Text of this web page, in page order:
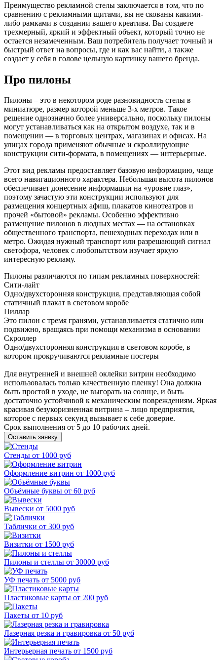
Преимущество рекламной стелы заключается в том, что по
сравнению с рекламными щитами, вы не скованы какими-
либо рамками в создании вашего креатива. Вы создаете
трехмерный, яркий и эффектный объект, который точно не
остается незамеченным. Ваш потребитель получает точный и
быстрый ответ на вопросы, где и как вас найти, а также
создает у себя в голове цельную картинку вашего бренда.
Про пилоны
Пилоны – это в некотором роде разновидность стелы в
миниатюре, размер которой меньше 3-х метров. Такое
решение однозначно более универсально, поскольку пилоны
могут устанавливаться как на открытом воздухе, так и в
помещении — в торговых центрах, магазинах и офисах. На
улицах города применяют обычные и скроллирующие
конструкции сити-формата, в помещениях — интерьерные.
Этот вид рекламы предоставляет базовую информацию, чаще
всего навигационного характера. Небольшая высота пилонов
обеспечивает донесение информации на «уровне глаз»,
поэтому зачастую эти конструкции используют для
размещения концертных афиш, плакатов кинотеатров и
прочей «бытовой» рекламы. Особенно эффективно
размещение пилонов в людных местах — на остановках
общественного транспорта, пешеходных переходах или в
метро. Ожидая нужный транспорт или разрешающий сигнал
светофора, человек с любопытством изучает яркую
интересную рекламу.
Пилоны различаются по типам рекламных поверхностей:
Сити-лайт
Одно/двухсторонняя конструкция, представляющая собой
статичный плакат в световом коробе
Пиллар
Это пилон с тремя гранями, устанавливается статично или
подвижно, вращаясь при помощи механизма в основании
Скроллер
Одно/двухсторонняя конструкция в световом коробе, в
котором прокручиваются рекламные постеры
Для внутренней и внешней оклейки витрин необходимо
использовалась только качественную пленку! Она должна
быть простой в уходе, не выгорать на солнце, и быть
достаточно устойчивой к механическим повреждениям. Яркая
красивая безукоризненная витрина – лицо предприятия,
которое с первых секунд вызывает к себе доверие.
Срок выполнения от 5 до 10 рабочих дней.
Оставить заявку
Стенды от 1000 руб
Оформление витрин от 1000 руб
Объёмные буквы от 60 руб
Вывески от 5000 руб
Таблички от 300 руб
Визитки от 1500 руб
Пилоны и стеллы от 30000 руб
УФ печать от 5000 руб
Пластиковые карты от 200 руб
Пакеты от 10 руб
Лазерная резка и гравировка от 50 руб
Интерьерная печать от 1500 руб